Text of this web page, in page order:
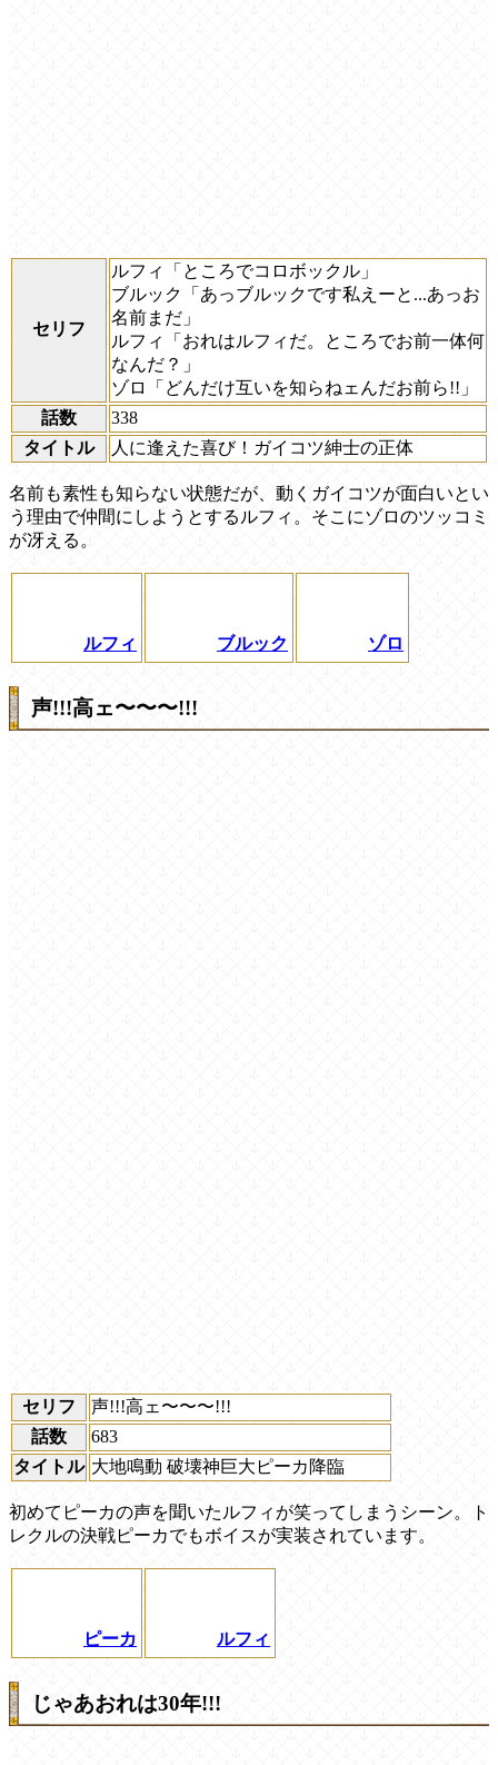
セリフ
ルフィ「ところでコロボックル」
ブルック「あっブルックです私えーと...あっお
名前まだ」
ルフィ「おれはルフィだ。ところでお前一体何
なんだ？」
ゾロ「どんだけ互いを知らねェんだお前ら!!」
話数
338
タイトル
人に逢えた喜び！ガイコツ紳士の正体
名前も素性も知らない状態だが、動くガイコツが面白いとい
う理由で仲間にしようとするルフィ。そこにゾロのツッコミ
が冴える。
ルフィ ブルック ゾロ
声!!!高ェ〜〜〜!!!
セリフ
声!!!高ェ〜〜〜!!!
話数
683
タイトル 大地鳴動 破壊神巨大ピーカ降臨
初めてピーカの声を聞いたルフィが笑ってしまうシーン。ト
レクルの決戦ピーカでもボイスが実装されています。
ピーカ ルフィ
じゃあおれは30年!!!